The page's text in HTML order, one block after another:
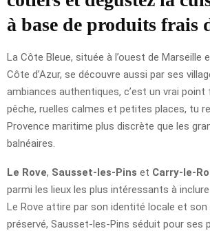
à base de produits frais
La Côte Bleue, située à l’ouest de Marseille
Côte d’Azur, se découvre aussi par ses
ambiances authentiques, c’est un vrai
pêche, ruelles calmes et petites places, tu
Provence maritime plus discrète que les
balnéaires.
Le Rove, Sausset-les-Pins et Carry-le-
parmi les lieux les plus intéressants à
Le Rove attire par son identité locale et
préservé, Sausset-les-Pins séduit pour ses